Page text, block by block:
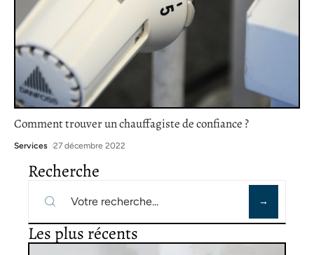
Comment trouver un chauffagiste de confiance ?
Services 27 décembre 2022
Recherche
Les plus récents